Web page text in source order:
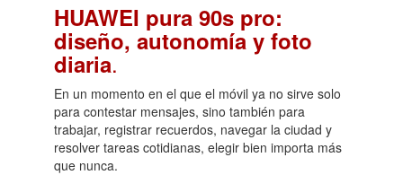
HUAWEI pura 90s pro:
diseño, autonomía y foto
diaria.
En un momento en el que el móvil ya no sirve solo
para contestar mensajes, sino también para
trabajar, registrar recuerdos, navegar la ciudad y
resolver tareas cotidianas, elegir bien importa más
que nunca.